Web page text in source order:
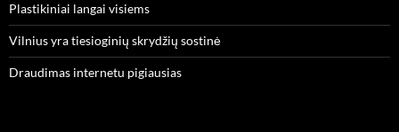
Plastikiniai langai visiems
Vilnius yra tiesioginių skrydžių sostinė
Draudimas internetu pigiausias